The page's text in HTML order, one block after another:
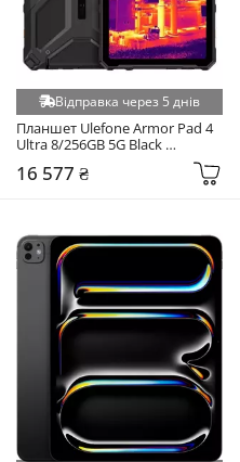
Відправка через 5 днів
Планшет Ulefone Armor Pad 4
Ultra 8/256GB 5G Black
16 577 ₴